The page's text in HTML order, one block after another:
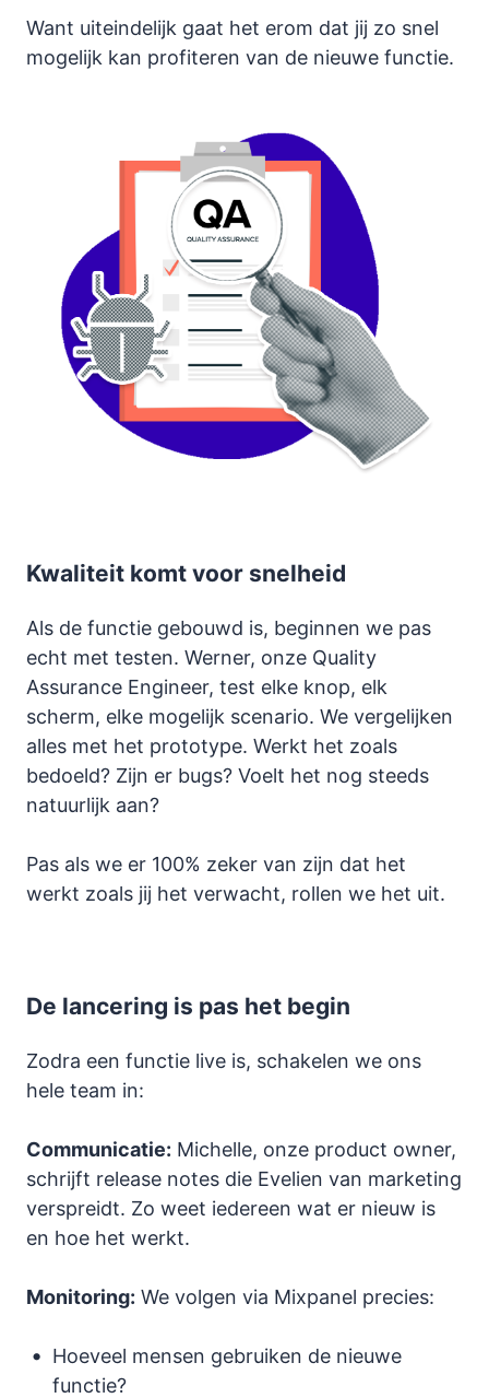
Want uiteindelijk gaat het erom dat jij zo snel
mogelijk kan profiteren van de nieuwe functie.
Kwaliteit komt voor snelheid
Als de functie gebouwd is, beginnen we pas
echt met testen. Werner, onze Quality
Assurance Engineer, test elke knop, elk
scherm, elke mogelijk scenario. We vergelijken
alles met het prototype. Werkt het zoals
bedoeld? Zijn er bugs? Voelt het nog steeds
natuurlijk aan?
Pas als we er 100% zeker van zijn dat het
werkt zoals jij het verwacht, rollen we het uit.
De lancering is pas het begin
Zodra een functie live is, schakelen we ons
hele team in:
Communicatie: Michelle, onze product owner,
schrijft release notes die Evelien van marketing
verspreidt. Zo weet iedereen wat er nieuw is
en hoe het werkt.
Monitoring: We volgen via Mixpanel precies:
Hoeveel mensen gebruiken de nieuwe
functie?